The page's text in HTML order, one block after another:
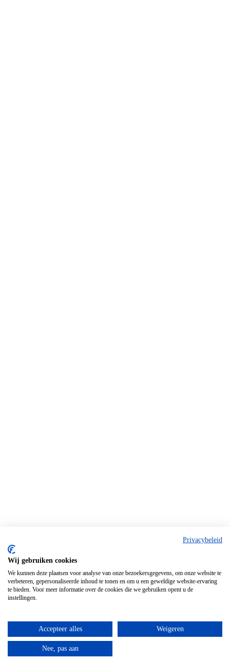
Privacybeleid
Wij gebruiken cookies
We kunnen deze plaatsen voor analyse van onze bezoekersgegevens, om onze website te
verbeteren, gepersonaliseerde inhoud te tonen en om u een geweldige website-ervaring
te bieden. Voor meer informatie over de cookies die we gebruiken opent u de
instellingen.
Accepteer alles Weigeren
Nee, pas aan